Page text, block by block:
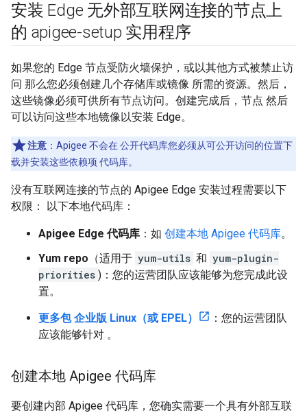
安装 Edge 无外部互联网连接的节点上
的 apigee-setup 实用程序
如果您的 Edge 节点受防火墙保护，或以其他方式被禁止访
问 那么您必须创建几个存储库或镜像 所需的资源。然后，
这些镜像必须可供所有节点访问。创建完成后，节点 然后
可以访问这些本地镜像以安装 Edge。
注意 ：Apigee 不会在 公开代码库您必须从可公开访问的位置下
载并安装这些依赖项 代码库。
没有互联网连接的节点的 Apigee Edge 安装过程需要以下
权限： 以下本地代码库：
Apigee Edge 代码库 ：如 创建本地 Apigee 代码库。
Yum repo （适用于 yum-utils 和 yum-plugin-
priorities )：您的运营团队应该能够为您完成此设
置。
更多包 企业版 Linux（或 EPEL）
：您的运营团队
应该能够针对 。
创建本地 Apigee 代码库
要创建内部 Apigee 代码库，您确实需要一个具有外部互联